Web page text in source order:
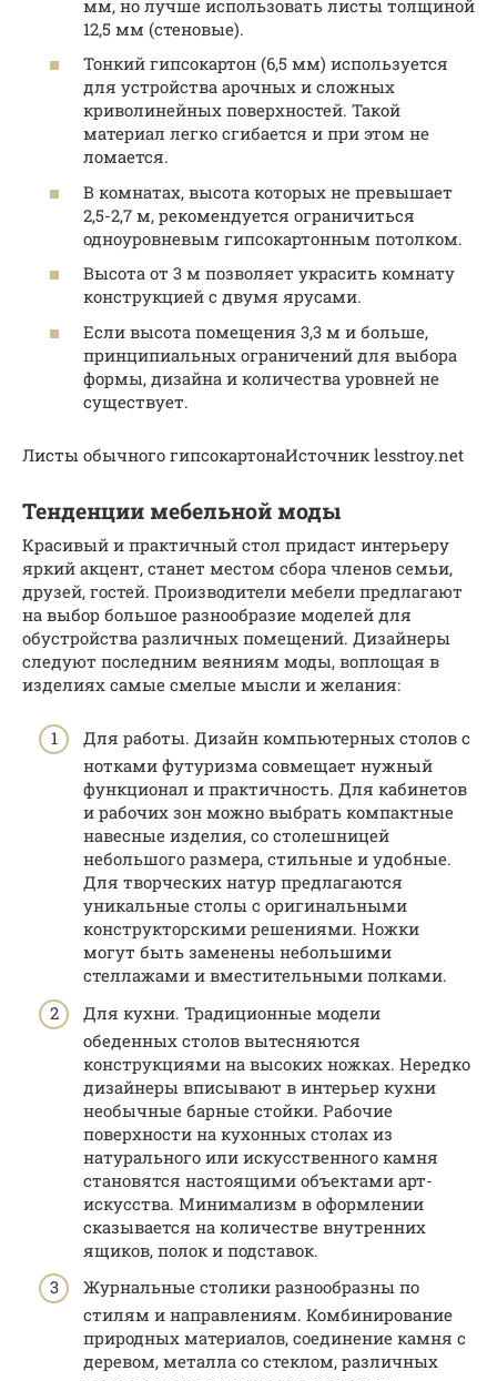
мм, но лучше использовать листы толщиной
12,5 мм (стеновые).
Тонкий гипсокартон (6,5 мм) используется
для устройства арочных и сложных
криволинейных поверхностей. Такой
материал легко сгибается и при этом не
ломается.
В комнатах, высота которых не превышает
2,5-2,7 м, рекомендуется ограничиться
одноуровневым гипсокартонным потолком.
Высота от 3 м позволяет украсить комнату
конструкцией с двумя ярусами.
Если высота помещения 3,3 м и больше,
принципиальных ограничений для выбора
формы, дизайна и количества уровней не
существует.
Листы обычного гипсокартонаИсточник lesstroy.net
Тенденции мебельной моды
Красивый и практичный стол придаст интерьеру
яркий акцент, станет местом сбора членов семьи,
друзей, гостей. Производители мебели предлагают
на выбор большое разнообразие моделей для
обустройства различных помещений. Дизайнеры
следуют последним веяниям моды, воплощая в
изделиях самые смелые мысли и желания:
Для работы. Дизайн компьютерных столов с
нотками футуризма совмещает нужный
функционал и практичность. Для кабинетов
и рабочих зон можно выбрать компактные
навесные изделия, со столешницей
небольшого размера, стильные и удобные.
Для творческих натур предлагаются
уникальные столы с оригинальными
конструкторскими решениями. Ножки
могут быть заменены небольшими
стеллажами и вместительными полками.
Для кухни. Традиционные модели
обеденных столов вытесняются
конструкциями на высоких ножках. Нередко
дизайнеры вписывают в интерьер кухни
необычные барные стойки. Рабочие
поверхности на кухонных столах из
натурального или искусственного камня
становятся настоящими объектами арт-
искусства. Минимализм в оформлении
сказывается на количестве внутренних
ящиков, полок и подставок.
Журнальные столики разнообразны по
стилям и направлениям. Комбинирование
природных материалов, соединение камня с
деревом, металла со стеклом, различных